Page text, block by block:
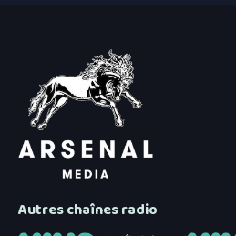
Autres chaînes radio